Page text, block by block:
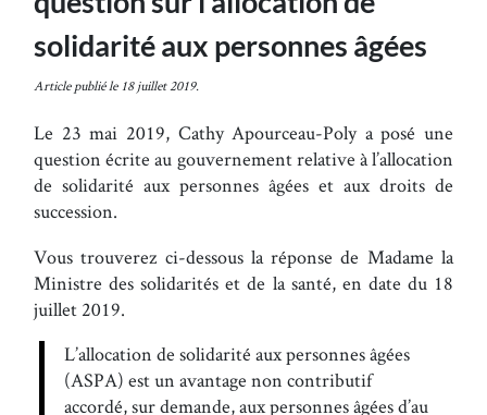
solidarité aux personnes âgées
Article publié le 18 juillet 2019.
Le 23 mai 2019, Cathy Apourceau-Poly a posé une
question écrite au gouvernement relative à l’allocation
de solidarité aux personnes âgées et aux droits de
succession.
Vous trouverez ci-dessous la réponse de Madame la
Ministre des solidarités et de la santé, en date du 18
juillet 2019.
L’allocation de solidarité aux personnes âgées
(ASPA) est un avantage non contributif
accordé, sur demande, aux personnes âgées d’au